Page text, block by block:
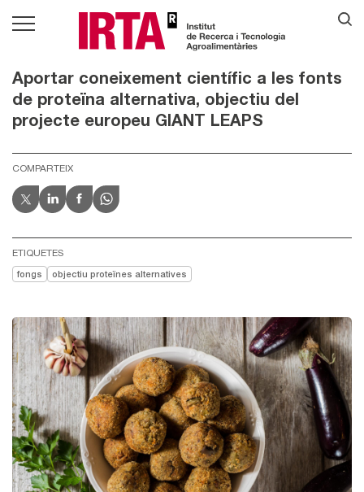
Aportar coneixement científic a les fonts
de proteïna alternativa, objectiu del
projecte europeu GIANT LEAPS
COMPARTEIX
ETIQUETES
fongs objectiu proteïnes alternatives